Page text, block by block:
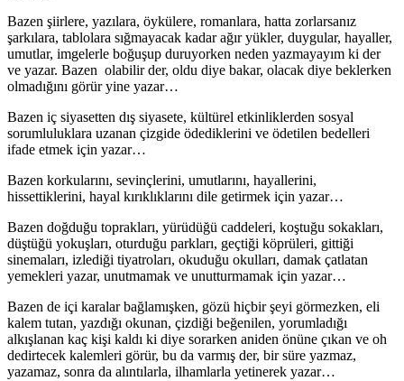
Bazen şiirlere, yazılara, öykülere, romanlara, hatta zorlarsanız
şarkılara, tablolara sığmayacak kadar ağır yükler, duygular, hayaller,
umutlar, imgelerle boğuşup duruyorken neden yazmayayım ki der
ve yazar. Bazen olabilir der, oldu diye bakar, olacak diye beklerken
olmadığını görür yine yazar…
Bazen iç siyasetten dış siyasete, kültürel etkinliklerden sosyal
sorumluluklara uzanan çizgide ödediklerini ve ödetilen bedelleri
ifade etmek için yazar…
Bazen korkularını, sevinçlerini, umutlarını, hayallerini,
hissettiklerini, hayal kırıklıklarını dile getirmek için yazar…
Bazen doğduğu toprakları, yürüdüğü caddeleri, koştuğu sokakları,
düştüğü yokuşları, oturduğu parkları, geçtiği köprüleri, gittiği
sinemaları, izlediği tiyatroları, okuduğu okulları, damak çatlatan
yemekleri yazar, unutmamak ve unutturmamak için yazar…
Bazen de içi karalar bağlamışken, gözü hiçbir şeyi görmezken, eli
kalem tutan, yazdığı okunan, çizdiği beğenilen, yorumladığı
alkışlanan kaç kişi kaldı ki diye sorarken aniden önüne çıkan ve oh
dedirtecek kalemleri görür, bu da varmış der, bir süre yazmaz,
yazamaz, sonra da alıntılarla, ilhamlarla yetinerek yazar…